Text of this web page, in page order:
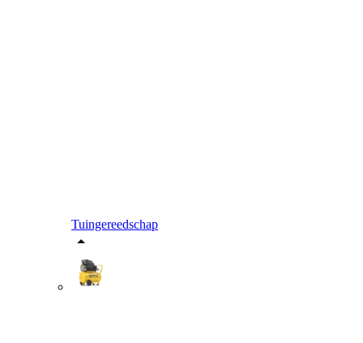
Tuingereedschap